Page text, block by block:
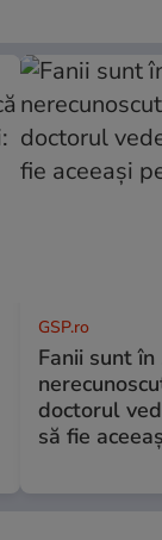
GSP.ro
Fanii sunt în
doctorul
să fie